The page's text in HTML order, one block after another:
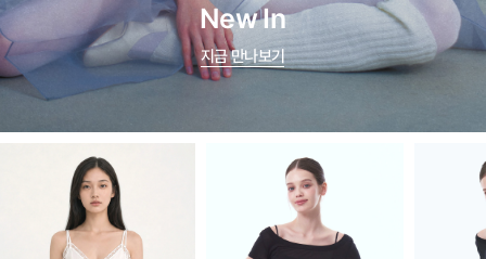
New In
지금 만나보기